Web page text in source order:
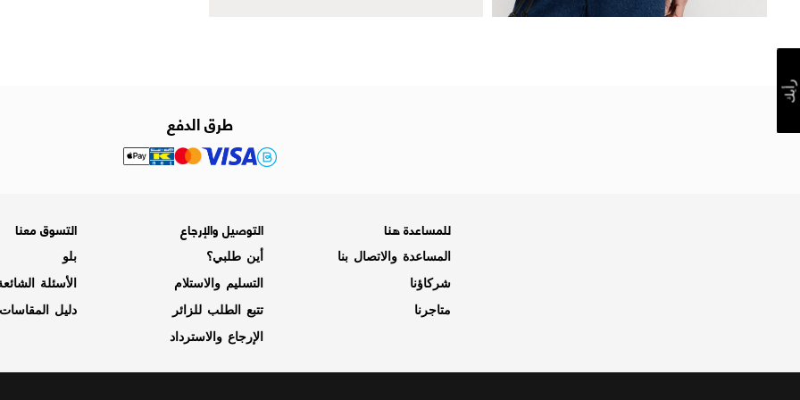
طرق الدفع
للمساعدة هنا
المساعدة والاتصال بنا
شركاؤنا
متاجرنا
التوصيل والإرجاع
أين طلبي؟
التسليم والاستلام
تتبع الطلب للزائر
الإرجاع والاسترداد
التسوق معنا
بلو
الأسئلة
دليل المقاسات
رأيك